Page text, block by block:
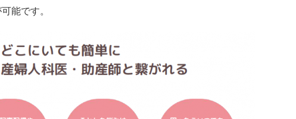
能です。